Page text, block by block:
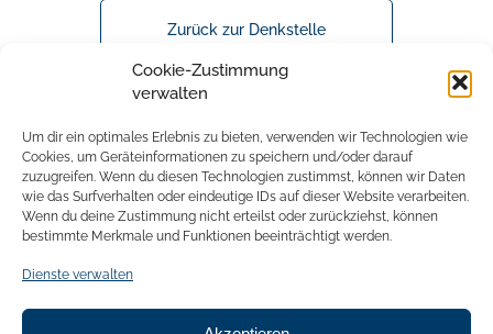
Cookie-Zustimmung
verwalten
Um dir ein optimales Erlebnis zu bieten, verwenden wir Technologien wie
Cookies, um Geräteinformationen zu speichern und/oder darauf
zuzugreifen. Wenn du diesen Technologien zustimmst, können wir Daten
wie das Surfverhalten oder eindeutige IDs auf dieser Website verarbeiten.
Wenn du deine Zustimmung nicht erteilst oder zurückziehst, können
bestimmte Merkmale und Funktionen beeinträchtigt werden.
Dienste verwalten
Zurück zur Denkstelle